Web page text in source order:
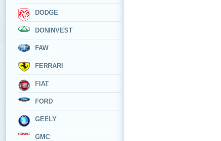
DODGE
DONINVEST
FAW
FERRARI
FIAT
FORD
GEELY
GMC